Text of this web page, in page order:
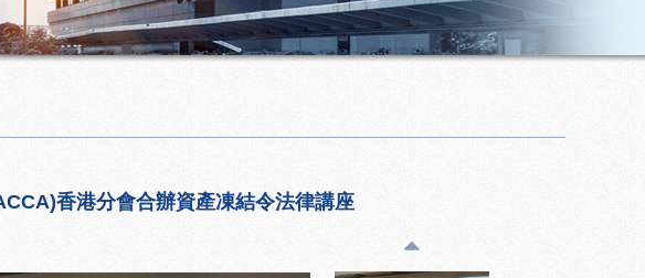
香港分會合辦資產凍結令法律講座